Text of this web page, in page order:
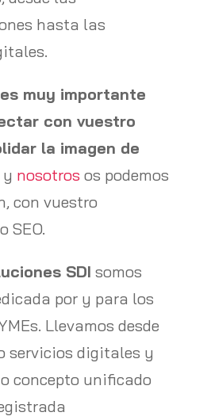
hasta las
muy importante
con vuestro
la imagen de
y nosotrosos podemos
con vuestro
SEO.
SDI somos
por y para los
Llevamos desde
servicios digitales y
concepto unificado